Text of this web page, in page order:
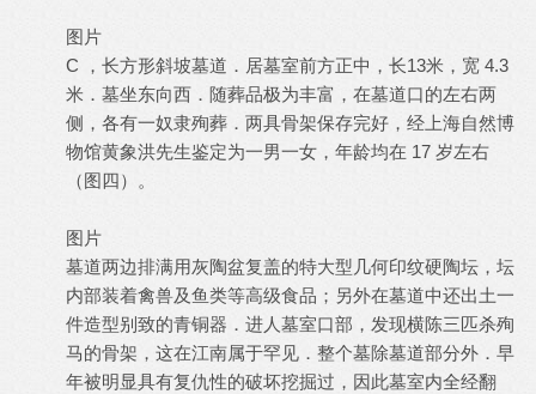
图片
C ，长方形斜坡墓道．居墓室前方正中，长13米，宽 4.3
米．墓坐东向西．随葬品极为丰富，在墓道口的左右两
侧，各有一奴隶殉葬．两具骨架保存完好，经上海自然博
物馆黄象洪先生鉴定为一男一女，年龄均在 17 岁左右
（图四）。
图片
墓道两边排满用灰陶盆复盖的特大型几何印纹硬陶坛，坛
内部装着禽兽及鱼类等高级食品；另外在墓道中还出土一
件造型别致的青铜器．进人墓室口部，发现横陈三匹杀殉
马的骨架，这在江南属于罕见．整个墓除墓道部分外．早
年被明显具有复仇性的破坏挖掘过，因此墓室内全经翻